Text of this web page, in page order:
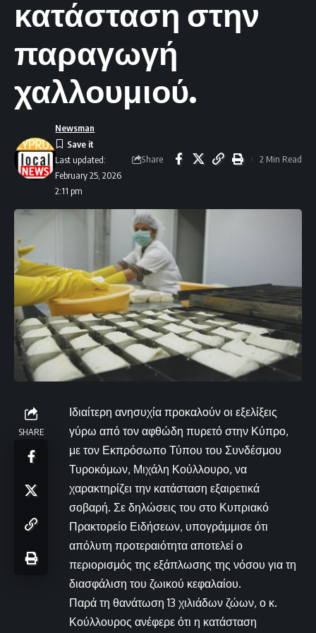
κατάσταση στην
παραγωγή
χαλλουμιού.
Last updated:
February 25, 2026
2:11 pm
Newsman
Share 2 Min Read
SHARE
Ιδιαίτερη ανησυχία προκαλούν οι εξελίξεις
γύρω από τον αφθώδη πυρετό στην Κύπρο,
με τον Εκπρόσωπο Τύπου του Συνδέσμου
Τυροκόμων, Μιχάλη Κούλλουρο, να
χαρακτηρίζει την κατάσταση εξαιρετικά
σοβαρή. Σε δηλώσεις του στο Κυπριακό
Πρακτορείο Ειδήσεων, υπογράμμισε ότι
απόλυτη προτεραιότητα αποτελεί ο
περιορισμός της εξάπλωσης της νόσου για τη
διασφάλιση του ζωικού κεφαλαίου.
Παρά τη θανάτωση 13 χιλιάδων ζώων, ο κ.
Κούλλουρος ανέφερε ότι η κατάσταση